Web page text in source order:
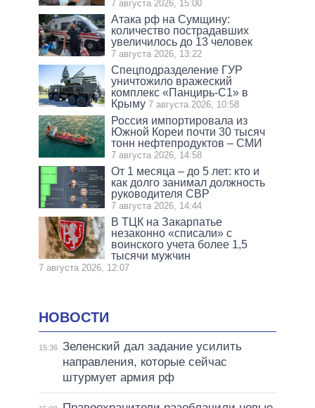
7 августа 2026, 15:00
Атака рф на Сумщину:
количество пострадавших
увеличилось до 13 человек
7 августа 2026, 13:22
Спецподразделение ГУР
уничтожило вражеский
комплекс «Панцирь-С1» в
Крыму 7 августа 2026, 10:58
Россия импортировала из
Южной Кореи почти 30 тысяч
тонн нефтепродуктов – СМИ
7 августа 2026, 14:58
От 1 месяца – до 5 лет: кто и
как долго занимал должность
руководителя СВР
7 августа 2026, 14:44
В ТЦК на Закарпатье
незаконно «списали» с
воинского учета более 1,5
тысячи мужчин
7 августа 2026, 12:07
НОВОСТИ
15:36 Зеленский дал задание усилить
направления, которые сейчас
штурмует армия рф